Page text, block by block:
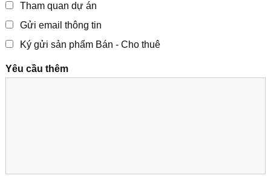
Tham quan dự án
Gửi email thông tin
Ký gửi sản phẩm Bán - Cho thuê
Yêu cầu thêm